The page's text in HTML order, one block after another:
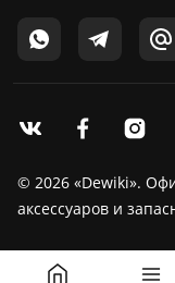
© 2026 «Dewiki».
аксессуаров и